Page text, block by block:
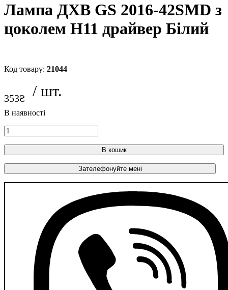
Лампа ДХВ GS 2016-42SMD з
цоколем Н11 драйвер Білий
21044
353₴
В кошик
Зателефонуйте мені